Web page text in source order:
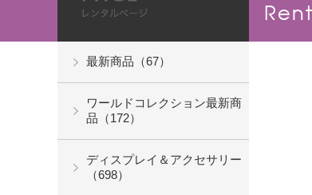
最新商品（67）
ワールドコレクション最新商
品（172）
ディスプレイ＆アクセサリー
（698）